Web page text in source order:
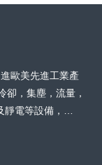
歐美先進工業產
卻，集塵，流量，
電等設備，